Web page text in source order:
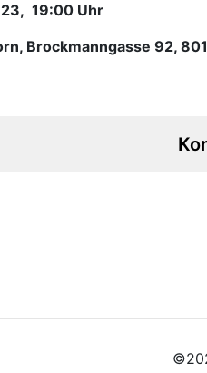
19:00 Uhr
Brockmanngasse 92,